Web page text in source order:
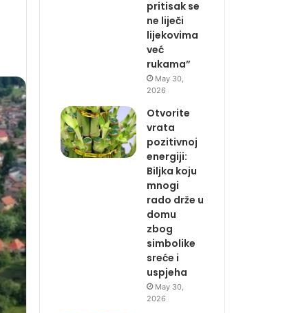
pritisak se
ne liječi
lijekovima
već
rukama”
May 30,
2026
Otvorite
vrata
pozitivnoj
energiji:
Biljka koju
mnogi
rado drže u
domu
zbog
simbolike
sreće i
uspjeha
May 30,
2026